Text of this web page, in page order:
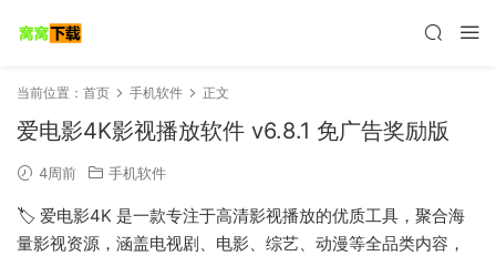
当前位置： 首页 手机软件 正文
爱电影4K影视播放软件 v6.8.1 免广告奖励版
4周前 手机软件
🏷️ 爱电影4K 是一款专注于高清影视播放的优质工具，聚合海
量影视资源，涵盖电视剧、电影、综艺、动漫等全品类内容，